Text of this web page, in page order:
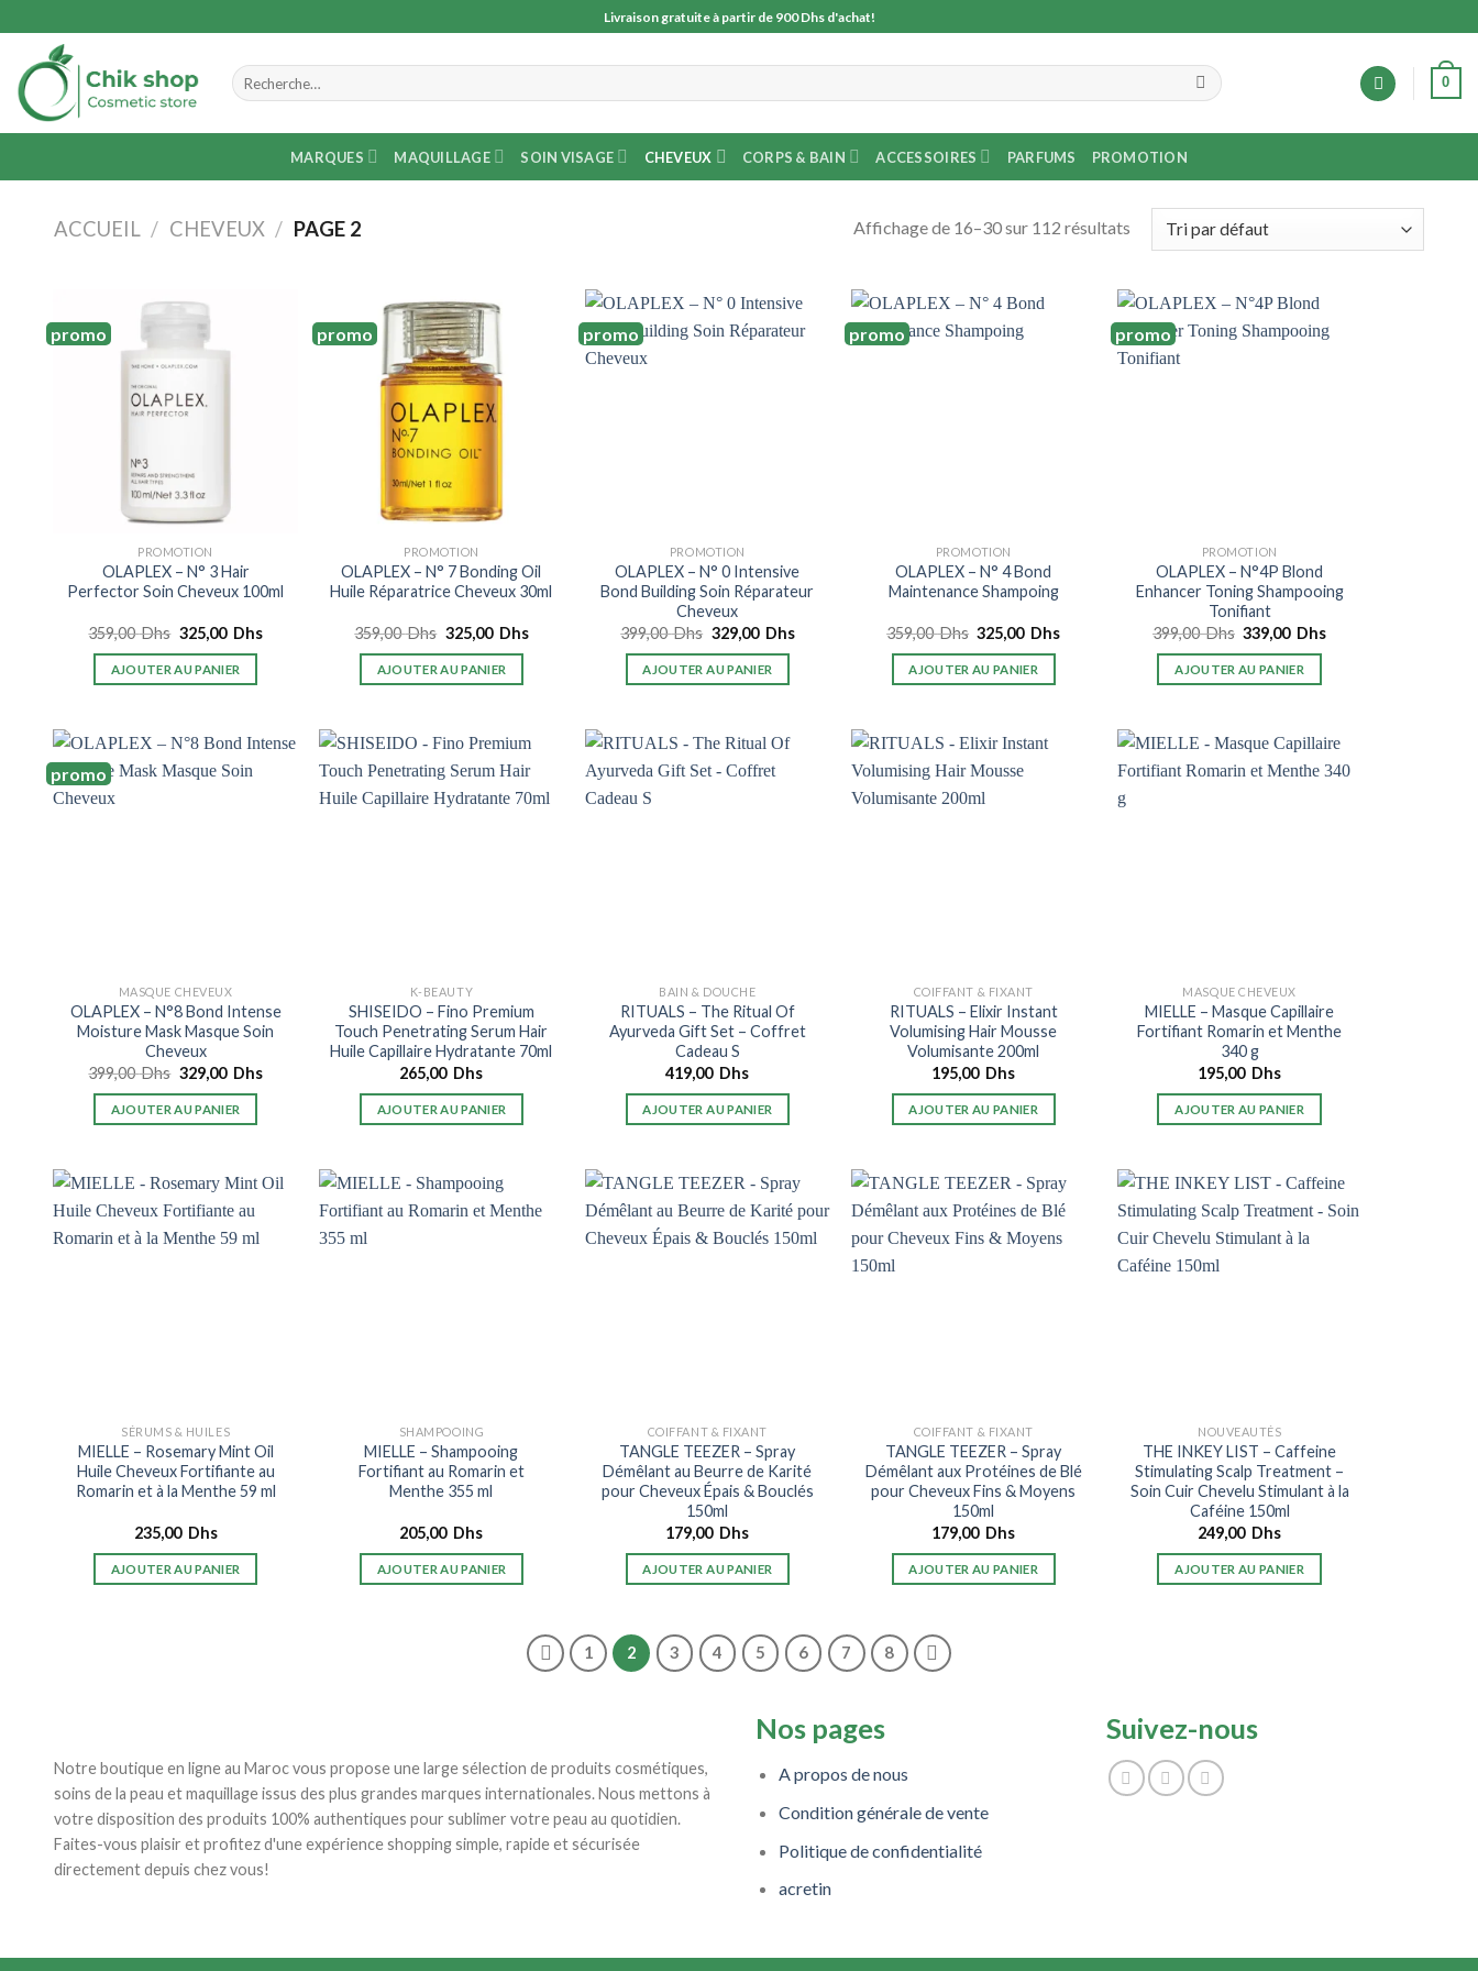
to
content
Livraison gratuite à partir de 900 Dhs d'achat!
Recherche
pour :
0
MARQUES MAQUILLAGE SOIN VISAGE CHEVEUX CORPS & BAIN ACCESSOIRES PARFUMS PROMOTION
ACCUEIL / CHEVEUX / PAGE 2 Affichage de 16–30 sur 112 résultats
promo
PROMOTION
OLAPLEX – N° 3 Hair
Perfector Soin Cheveux 100ml
359,00Dhs Le
initial
était :
325,00 DhsLe
AJOUTER AU PANIER
promo
PROMOTION
OLAPLEX – N° 7 Bonding Oil
Huile Réparatrice Cheveux 30ml
359,00Dhs Le
initial
était :
325,00 DhsLe
AJOUTER AU PANIER
promo
PROMOTION
OLAPLEX – N° 0 Intensive
Bond Building Soin Réparateur
Cheveux
399,00Dhs Le
initial
était :
329,00 DhsLe
AJOUTER AU PANIER
promo
PROMOTION
OLAPLEX – N° 4 Bond
Maintenance Shampoing
359,00Dhs Le
initial
était :
325,00 DhsLe
AJOUTER AU PANIER
promo
PROMOTION
OLAPLEX – N°4P Blond
Enhancer Toning Shampooing
Tonifiant
399,00Dhs Le
initial
était :
339,00 DhsLe
AJOUTER AU PANIER
promo
MASQUE CHEVEUX
OLAPLEX – N°8 Bond Intense
Moisture Mask Masque Soin
Cheveux
399,00Dhs Le
initial
était :
329,00 DhsLe
AJOUTER AU PANIER
K-BEAUTY
SHISEIDO – Fino Premium
Touch Penetrating Serum Hair
Huile Capillaire Hydratante 70ml
265,00 Dhs
AJOUTER AU PANIER
BAIN & DOUCHE
RITUALS – The Ritual Of
Ayurveda Gift Set – Coffret
Cadeau S
419,00 Dhs
AJOUTER AU PANIER
COIFFANT & FIXANT
RITUALS – Elixir Instant
Volumising Hair Mousse
Volumisante 200ml
195,00 Dhs
AJOUTER AU PANIER
MASQUE CHEVEUX
MIELLE – Masque Capillaire
Fortifiant Romarin et Menthe
340 g
195,00 Dhs
AJOUTER AU PANIER
SÉRUMS & HUILES
MIELLE – Rosemary Mint Oil
Huile Cheveux Fortifiante au
Romarin et à la Menthe 59 ml
235,00 Dhs
AJOUTER AU PANIER
SHAMPOOING
MIELLE – Shampooing
Fortifiant au Romarin et
Menthe 355 ml
205,00 Dhs
AJOUTER AU PANIER
COIFFANT & FIXANT
TANGLE TEEZER – Spray
Démêlant au Beurre de Karité
pour Cheveux Épais & Bouclés
150ml
179,00 Dhs
AJOUTER AU PANIER
COIFFANT & FIXANT
TANGLE TEEZER – Spray
Démêlant aux Protéines de Blé
pour Cheveux Fins & Moyens
150ml
179,00 Dhs
AJOUTER AU PANIER
NOUVEAUTÉS
THE INKEY LIST – Caffeine
Stimulating Scalp Treatment –
Soin Cuir Chevelu Stimulant à la
Caféine 150ml
249,00 Dhs
AJOUTER AU PANIER
1 2 3 4 5 6 7 8
Notre boutique en ligne au Maroc vous propose une large sélection de produits cosmétiques,
soins de la peau et maquillage issus des plus grandes marques internationales. Nous mettons à
votre disposition des produits 100% authentiques pour sublimer votre peau au quotidien.
Faites-vous plaisir et profitez d'une expérience shopping simple, rapide et sécurisée
directement depuis chez vous!
Nos pages
A propos de nous
Condition générale de vente
Politique de confidentialité
acretin
Suivez-nous